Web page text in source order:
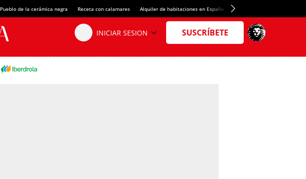
Pueblo de la cerámica negra Receta con calamares Alquiler de habitaciones en España Crédito del Spotify Camp Nou